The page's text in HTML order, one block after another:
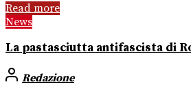
Read more
News
La pastasciutta antifascista di
Redazione